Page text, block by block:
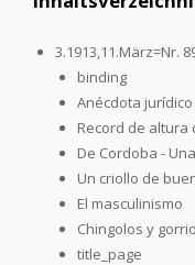
3.1913,11.März=Nr.
binding
Anécdota
Record de altura
De Cordoba -
Un criollo de
El masculinismo
Chingolos y
title_page